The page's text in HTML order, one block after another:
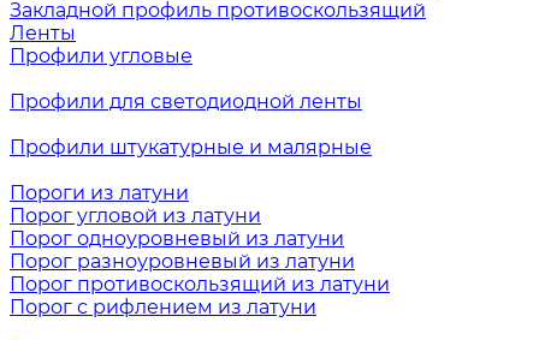
Закладной профиль противоскользящий
Ленты
Профили угловые
Профили для светодиодной ленты
Профили штукатурные и малярные
Пороги из латуни
Порог угловой из латуни
Порог одноуровневый из латуни
Порог разноуровневый из латуни
Порог противоскользящий из латуни
Порог с рифлением из латуни